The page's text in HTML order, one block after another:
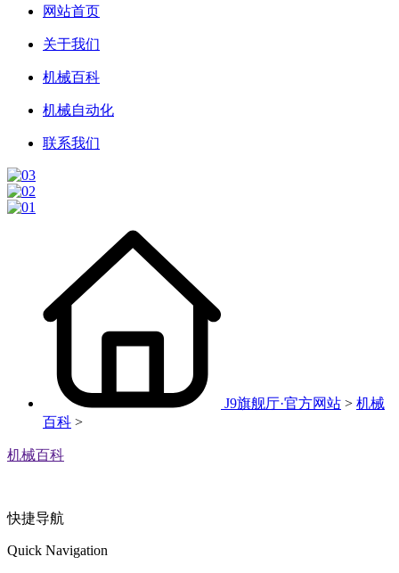
网站首页
关于我们
机械百科
机械自动化
联系我们
J9旗舰厅·官方网站 > 机械
百科 >
机械百科
快捷导航
Quick Navigation